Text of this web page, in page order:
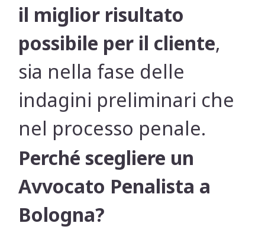
il miglior risultato
possibile per il cliente,
sia nella fase delle
indagini preliminari che
nel processo penale.
Perché scegliere un
Avvocato Penalista a
Bologna?